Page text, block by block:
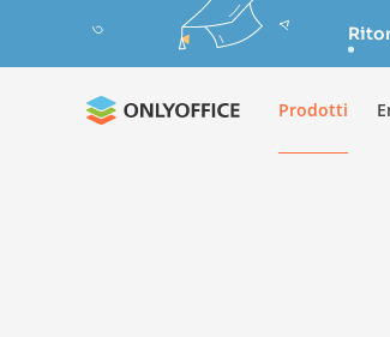
Prodotti